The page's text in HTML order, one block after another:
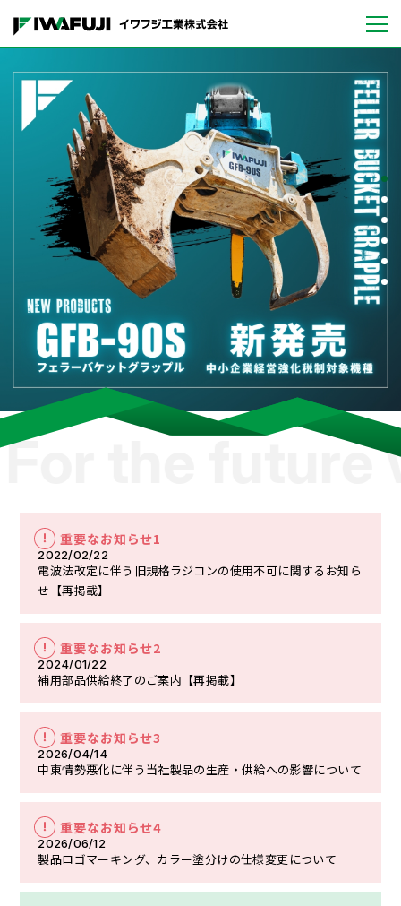
the future
重要なお知らせ1
2022/02/22
電波法改定に伴う旧規格ラジコンの使用不可に関するお知ら
せ【再掲載】
重要なお知らせ2
2024/01/22
補用部品供給終了のご案内【再掲載】
重要なお知らせ3
2026/04/14
中東情勢悪化に伴う当社製品の生産・供給への影響について
重要なお知らせ4
2026/06/12
製品ロゴマーキング、カラー塗分けの仕様変更について